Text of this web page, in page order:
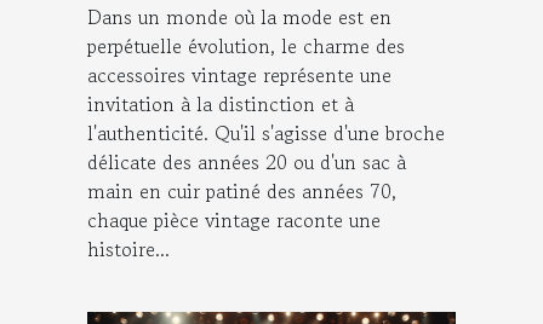
Dans un monde où la mode est en
perpétuelle évolution, le charme des
accessoires vintage représente une
invitation à la distinction et à
l'authenticité. Qu'il s'agisse d'une broche
délicate des années 20 ou d'un sac à
main en cuir patiné des années 70,
chaque pièce vintage raconte une
histoire...